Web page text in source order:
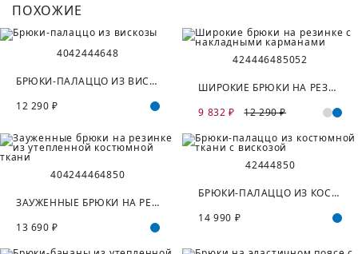
ПОХОЖИЕ
4042444648
БРЮКИ-ПАЛАЦЦО ИЗ ВИСКОЗЫ
12 290 ₽
424446485052
ШИРОКИЕ БРЮКИ НА РЕЗИНКЕ С НАКЛАДНЫМИ КАРМАНАМИ
9 832 ₽
12 290 ₽
404244464850
ЗАУЖЕННЫЕ БРЮКИ НА РЕЗИНКЕ ИЗ УТЕПЛЕННОЙ КОСТЮМНОЙ ТКАНИ
13 690 ₽
42444850
БРЮКИ-ПАЛАЦЦО ИЗ КОСТЮМНОЙ ТКАНИ С ВИСКОЗОЙ
14 990 ₽